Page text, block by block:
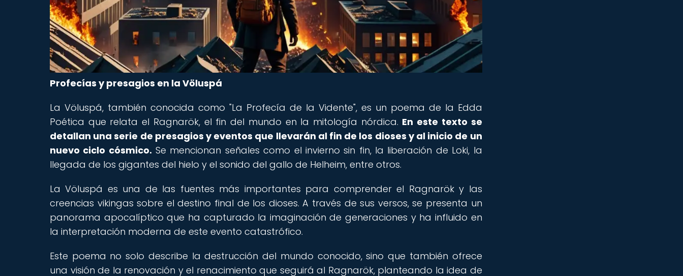
Profecías y presagios en la Völuspá
La Völuspá, también conocida como "La Profecía de la Vidente", es un poema de la Edda
Poética que relata el Ragnarök, el fin del mundo en la mitología nórdica. En este texto se
detallan una serie de presagios y eventos que llevarán al fin de los dioses y al inicio de un
nuevo ciclo cósmico. Se mencionan señales como el invierno sin fin, la liberación de Loki, la
llegada de los gigantes del hielo y el sonido del gallo de Helheim, entre otros.
La Völuspá es una de las fuentes más importantes para comprender el Ragnarök y las
creencias vikingas sobre el destino final de los dioses. A través de sus versos, se presenta un
panorama apocalíptico que ha capturado la imaginación de generaciones y ha influido en
la interpretación moderna de este evento catastrófico.
Este poema no solo describe la destrucción del mundo conocido, sino que también ofrece
una visión de la renovación y el renacimiento que seguirá al Ragnarök, planteando la idea de